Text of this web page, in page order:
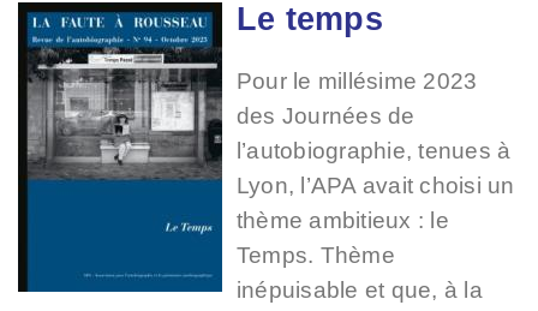
Image Le temps
Pour le millésime 2023
des Journées de
l’autobiographie, tenues à
Lyon, l’APA avait choisi un
thème ambitieux : le
Temps. Thème
inépuisable et que, à la